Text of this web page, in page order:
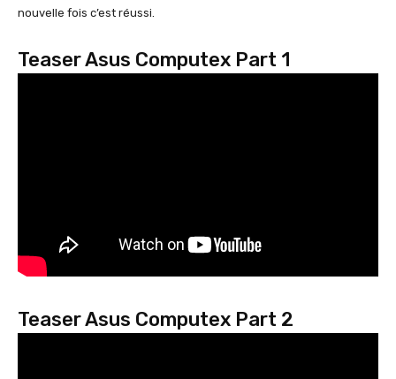
nouvelle fois c’est réussi.
Teaser Asus Computex Part 1
Teaser Asus Computex Part 2